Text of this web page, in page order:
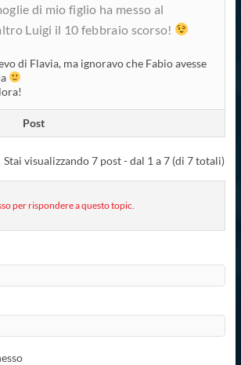
di mio figlio ha messo al
Luigi il 10 febbraio scorso!
di Flavia, ma ignoravo che Fabio avesse
Post
Stai visualizzando 7 post - dal 1 a 7 (di 7 totali)
per rispondere a questo topic.